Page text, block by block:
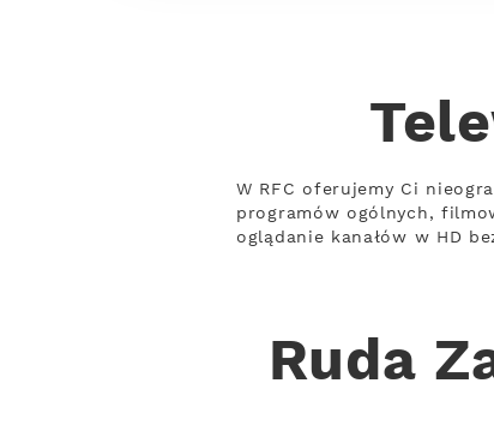
W RFC oferujemy Ci
programów ogólnych,
oglądanie kanałów w HD
Ruda